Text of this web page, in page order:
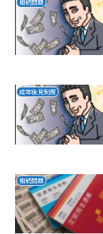
相続問題
成年後見制度
相続問題